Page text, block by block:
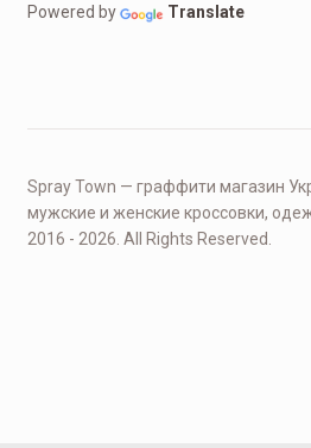
Powered by Translate
Spray Town — граффити магазин
мужские и женские кроссовки,
2016 - 2026. All Rights Reserved.